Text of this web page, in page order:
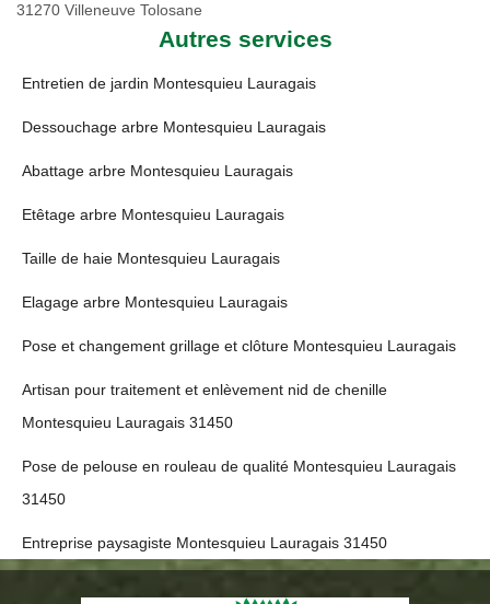
31270 Villeneuve Tolosane
Autres services
Entretien de jardin Montesquieu Lauragais
Dessouchage arbre Montesquieu Lauragais
Abattage arbre Montesquieu Lauragais
Etêtage arbre Montesquieu Lauragais
Taille de haie Montesquieu Lauragais
Elagage arbre Montesquieu Lauragais
Pose et changement grillage et clôture Montesquieu Lauragais
Artisan pour traitement et enlèvement nid de chenille
Montesquieu Lauragais 31450
Pose de pelouse en rouleau de qualité Montesquieu Lauragais
31450
Entreprise paysagiste Montesquieu Lauragais 31450